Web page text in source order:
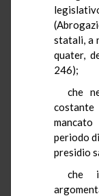
statali, a
quater,
246);
che
periodo
presidio
che